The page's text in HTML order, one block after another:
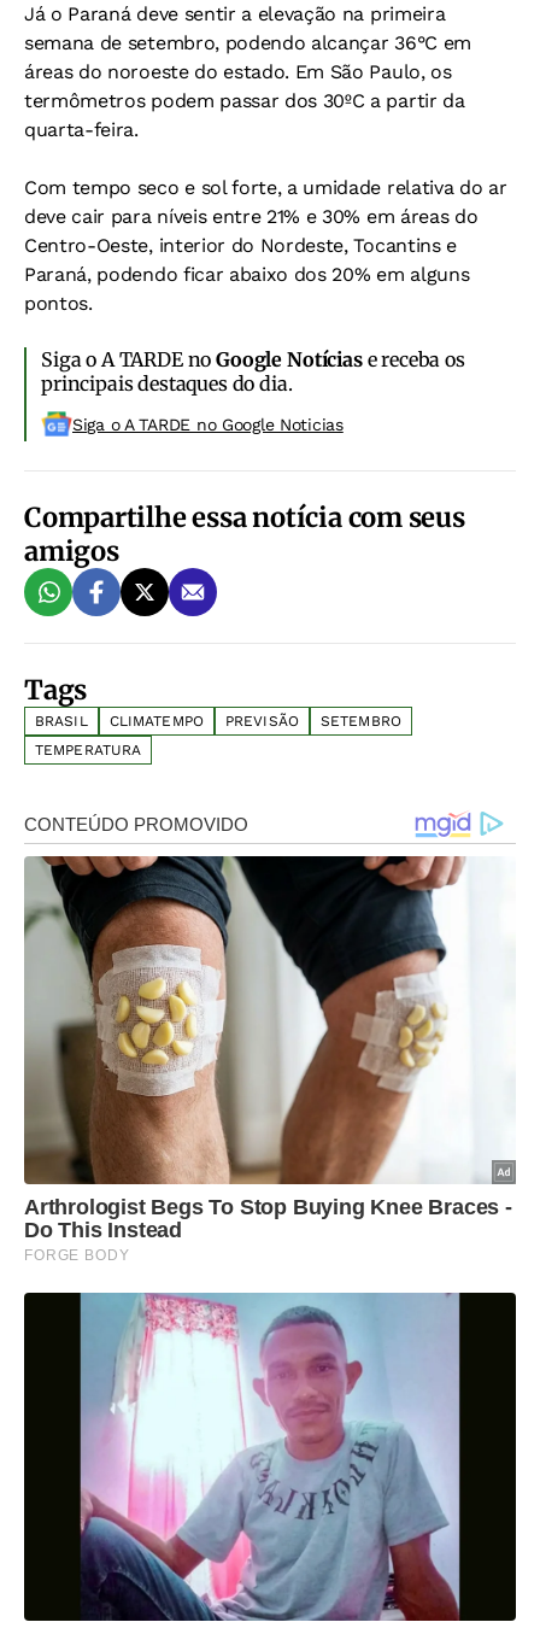
Já o Paraná deve sentir a elevação na primeira
semana de setembro, podendo alcançar 36°C em
áreas do noroeste do estado. Em São Paulo, os
termômetros podem passar dos 30ºC a partir da
quarta-feira.
Com tempo seco e sol forte, a umidade relativa do ar
deve cair para níveis entre 21% e 30% em áreas do
Centro-Oeste, interior do Nordeste, Tocantins e
Paraná, podendo ficar abaixo dos 20% em alguns
pontos.
Siga o A TARDE noGoogle Notíciase receba os
principais destaques do dia.
Siga o A TARDE no Google Noticias
Compartilhe essa notícia com seus
amigos
Tags
BRASIL CLIMATEMPO PREVISÃO
SETEMBRO
TEMPERATURA